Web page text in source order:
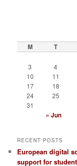
M T
3
4
10
11
17
18
24
25
31
« Jun
RECENT POSTS
European digital
support for